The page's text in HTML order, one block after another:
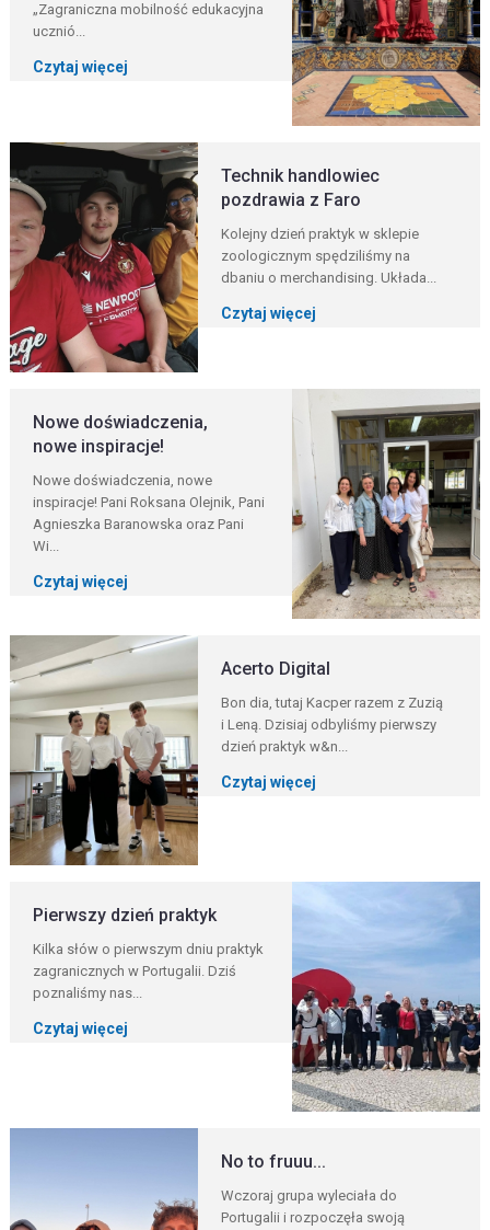
„Zagraniczna mobilność edukacyjna
ucznió...
Czytaj więcej
Technik handlowiec
pozdrawia z Faro
Kolejny dzień praktyk w sklepie
zoologicznym spędziliśmy na
dbaniu o merchandising. Układa...
Czytaj więcej
Nowe doświadczenia,
nowe inspiracje!
Nowe doświadczenia, nowe
inspiracje! Pani Roksana Olejnik, Pani
Agnieszka Baranowska oraz Pani
Wi...
Czytaj więcej
Acerto Digital
Bon dia, tutaj Kacper razem z Zuzią
i Leną. Dzisiaj odbyliśmy pierwszy
dzień praktyk w&n...
Czytaj więcej
Pierwszy dzień praktyk
Kilka słów o pierwszym dniu praktyk
zagranicznych w Portugalii. Dziś
poznaliśmy nas...
Czytaj więcej
No to fruuu...
Wczoraj grupa wyleciała do
Portugalii i rozpoczęła swoją